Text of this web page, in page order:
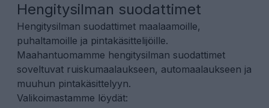
Hengitysilman suodattimet
Hengitysilman suodattimet maalaamoille,
puhaltamoille ja pintakäsittelijöille.
Maahantuomamme hengitysilman suodattimet
soveltuvat ruiskumaalaukseen, automaalaukseen ja
muuhun pintakäsittelyyn.
Valikoimastamme löydät: